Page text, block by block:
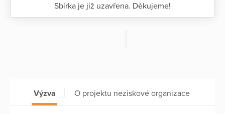
Sbírka je již uzavřena. Děkujeme!
Výzva O projektu neziskové organizace